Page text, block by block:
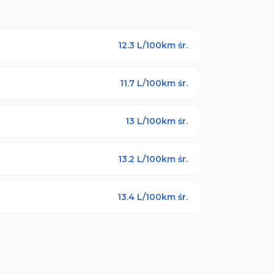
12.3 L/100km śr.
11.7 L/100km śr.
13 L/100km śr.
13.2 L/100km śr.
13.4 L/100km śr.